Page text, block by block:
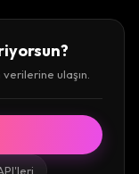
ulaşın.